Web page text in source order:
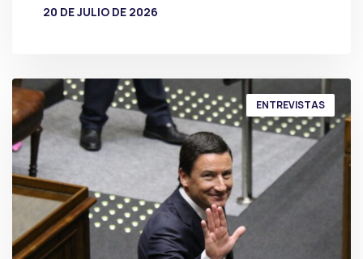
20 DE JULIO DE 2026
ENTREVISTAS